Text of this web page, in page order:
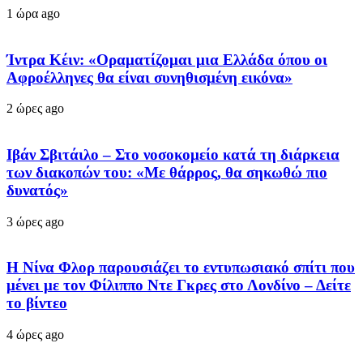
1 ώρα ago
Ίντρα Κέιν: «Οραματίζομαι μια Ελλάδα όπου οι
Αφροέλληνες θα είναι συνηθισμένη εικόνα»
2 ώρες ago
Ιβάν Σβιτάιλο – Στο νοσοκομείο κατά τη διάρκεια
των διακοπών του: «Με θάρρος, θα σηκωθώ πιο
δυνατός»
3 ώρες ago
Η Νίνα Φλορ παρουσιάζει το εντυπωσιακό σπίτι που
μένει με τον Φίλιππο Ντε Γκρες στο Λονδίνο – Δείτε
το βίντεο
4 ώρες ago